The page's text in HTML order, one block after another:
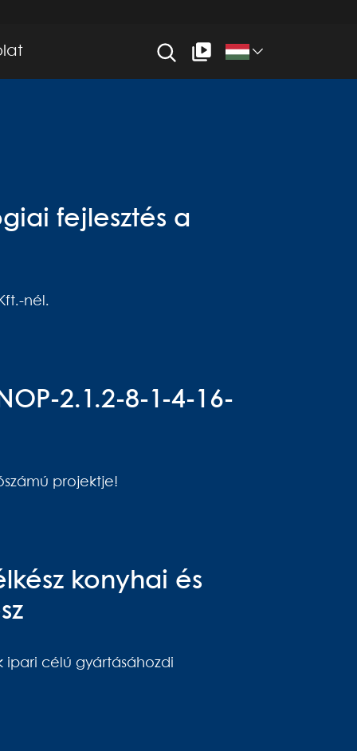
fejlesztés a
nél.
2.1.2-8-1-4-16-
projektje!
konyhai és
ipari célú gyártásáhozdi